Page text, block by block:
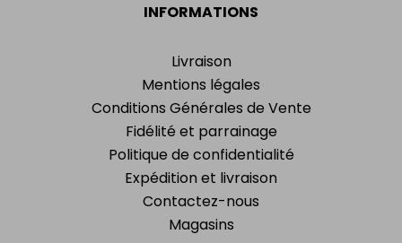
INFORMATIONS
Livraison
Mentions légales
Conditions Générales de Vente
Fidélité et parrainage
Politique de confidentialité
Expédition et livraison
Contactez-nous
Magasins